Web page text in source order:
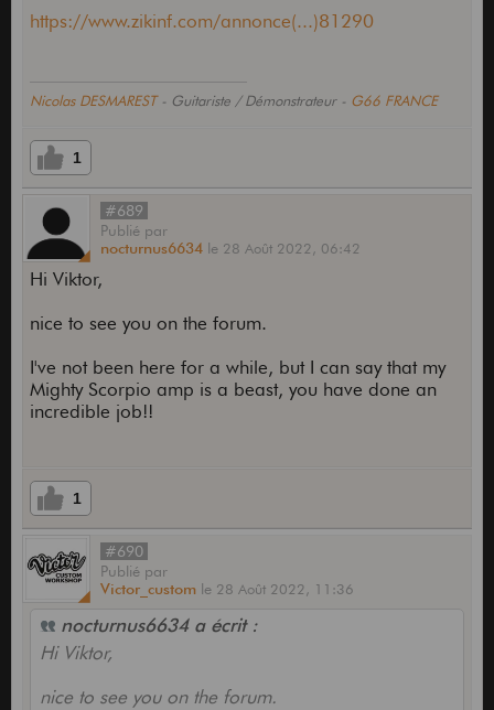
https://www.zikinf.com/annonce(...)81290
Nicolas DESMAREST- Guitariste / Démonstrateur - G66 FRANCE
1
#689
Publié par
nocturnus6634 le 28 Août 2022, 06:42
Hi Viktor,
nice to see you on the forum.
I've not been here for a while, but I can say that my
Mighty Scorpio amp is a beast, you have done an
incredible job!!
1
#690
Publié par
Victor_custom le 28 Août 2022, 11:36
nocturnus6634 a écrit :
Hi Viktor,
nice to see you on the forum.